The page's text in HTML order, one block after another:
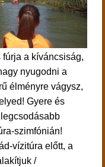
a kíváncsiság,
nyugodni a
élményre vágysz,
Gyere és
szimfónián!
vízitúra előtt, a
/